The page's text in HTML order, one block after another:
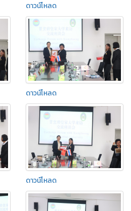
ดาวน์โหลด
ดาวน์โหลด
ดาวน์โหลด